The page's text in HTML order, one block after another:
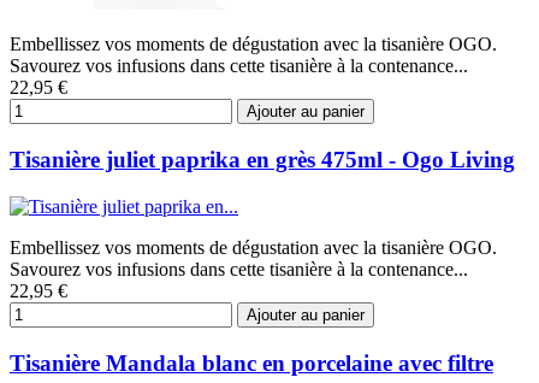
Embellissez vos moments de dégustation avec la tisanière OGO.
Savourez vos infusions dans cette tisanière à la contenance...
22,95 €
Ajouter au panier
Tisanière juliet paprika en grès 475ml - Ogo Living
Embellissez vos moments de dégustation avec la tisanière OGO.
Savourez vos infusions dans cette tisanière à la contenance...
22,95 €
Ajouter au panier
Tisanière Mandala blanc en porcelaine avec filtre